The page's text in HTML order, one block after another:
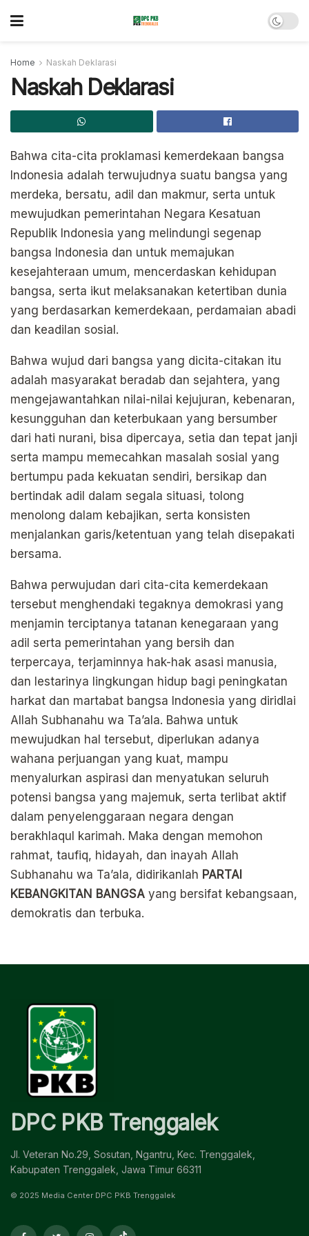
Home Naskah Deklarasi
Naskah Deklarasi
Bahwa cita-cita proklamasi kemerdekaan bangsa
Indonesia adalah terwujudnya suatu bangsa yang
merdeka, bersatu, adil dan makmur, serta untuk
mewujudkan pemerintahan Negara Kesatuan
Republik Indonesia yang melindungi segenap
bangsa Indonesia dan untuk memajukan
kesejahteraan umum, mencerdaskan kehidupan
bangsa, serta ikut melaksanakan ketertiban dunia
yang berdasarkan kemerdekaan, perdamaian abadi
dan keadilan sosial.
Bahwa wujud dari bangsa yang dicita-citakan itu
adalah masyarakat beradab dan sejahtera, yang
mengejawantahkan nilai-nilai kejujuran, kebenaran,
kesungguhan dan keterbukaan yang bersumber
dari hati nurani, bisa dipercaya, setia dan tepat janji
serta mampu memecahkan masalah sosial yang
bertumpu pada kekuatan sendiri, bersikap dan
bertindak adil dalam segala situasi, tolong
menolong dalam kebajikan, serta konsisten
menjalankan garis/ketentuan yang telah disepakati
bersama.
Bahwa perwujudan dari cita-cita kemerdekaan
tersebut menghendaki tegaknya demokrasi yang
menjamin terciptanya tatanan kenegaraan yang
adil serta pemerintahan yang bersih dan
terpercaya, terjaminnya hak-hak asasi manusia,
dan lestarinya lingkungan hidup bagi peningkatan
harkat dan martabat bangsa Indonesia yang diridlai
Allah Subhanahu wa Ta’ala. Bahwa untuk
mewujudkan hal tersebut, diperlukan adanya
wahana perjuangan yang kuat, mampu
menyalurkan aspirasi dan menyatukan seluruh
potensi bangsa yang majemuk, serta terlibat aktif
dalam penyelenggaraan negara dengan
berakhlaqul karimah. Maka dengan memohon
rahmat, taufiq, hidayah, dan inayah Allah
Subhanahu wa Ta’ala, didirikanlah PARTAI
KEBANGKITAN BANGSA yang bersifat kebangsaan,
demokratis dan terbuka.
DPC PKB Trenggalek
Jl. Veteran No.29, Sosutan, Ngantru, Kec. Trenggalek,
Kabupaten Trenggalek, Jawa Timur 66311
© 2025 Media Center DPC PKB Trenggalek